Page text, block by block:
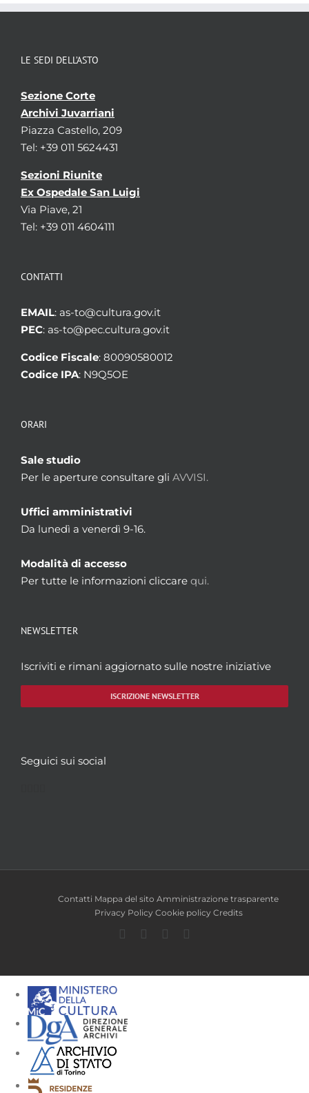
LE SEDI DELL’ASTO
Sezione Corte
Archivi Juvarriani
Piazza Castello, 209
Tel: +39 011 5624431
Sezioni Riunite
Ex Ospedale San Luigi
Via Piave, 21
Tel: +39 011 4604111
CONTATTI
EMAIL: as-to@cultura.gov.it
PEC: as-to@pec.cultura.gov.it
Codice Fiscale: 80090580012
Codice IPA: N9Q5OE
ORARI
Sale studio
Per le aperture consultare gli AVVISI.
Uffici amministrativi
Da lunedì a venerdì 9-16.
Modalità di accesso
Per tutte le informazioni cliccare qui.
NEWSLETTER
Iscriviti e rimani aggiornato sulle nostre iniziative
ISCRIZIONE NEWSLETTER
Seguici sui social
Contatti Mappa del sito Amministrazione trasparente
Privacy Policy Cookie policy Credits
Facebook
TwitterYouTube